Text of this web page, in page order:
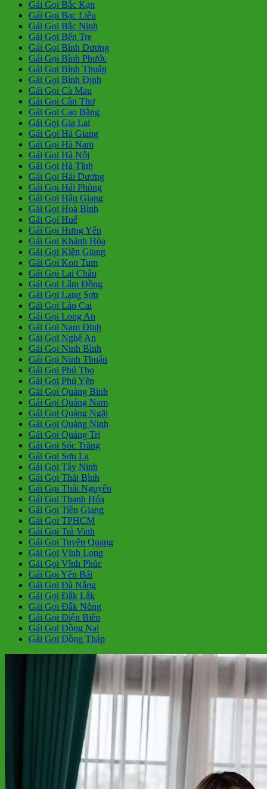
Gái Gọi Bắc Kạn
Gái Gọi Bạc Liêu
Gái Gọi Bắc Ninh
Gái Gọi Bến Tre
Gái Gọi Bình Dương
Gái Gọi Bình Phước
Gái Gọi Bình Thuận
Gái Gọi Bình Định
Gái Gọi Cà Mau
Gái Gọi Cần Thơ
Gái Gọi Cao Bằng
Gái Gọi Gia Lai
Gái Gọi Hà Giang
Gái Gọi Hà Nam
Gái Gọi Hà Nội
Gái Gọi Hà Tĩnh
Gái Gọi Hải Dương
Gái Gọi Hải Phòng
Gái Gọi Hậu Giang
Gái Gọi Hoà Bình
Gái Gọi Huế
Gái Gọi Hưng Yên
Gái Gọi Khánh Hòa
Gái Gọi Kiên Giang
Gái Gọi Kon Tum
Gái Gọi Lai Châu
Gái Gọi Lâm Đồng
Gái Gọi Lạng Sơn
Gái Gọi Lào Cai
Gái Gọi Long An
Gái Gọi Nam Định
Gái Gọi Nghệ An
Gái Gọi Ninh Bình
Gái Gọi Ninh Thuận
Gái Gọi Phú Thọ
Gái Gọi Phú Yên
Gái Gọi Quảng Bình
Gái Gọi Quảng Nam
Gái Gọi Quảng Ngãi
Gái Gọi Quảng Ninh
Gái Gọi Quảng Trị
Gái Gọi Sóc Trăng
Gái Gọi Sơn La
Gái Gọi Tây Ninh
Gái Gọi Thái Bình
Gái Gọi Thái Nguyên
Gái Gọi Thanh Hóa
Gái Gọi Tiền Giang
Gái Gọi TPHCM
Gái Gọi Trà Vinh
Gái Gọi Tuyên Quang
Gái Gọi Vĩnh Long
Gái Gọi Vĩnh Phúc
Gái Gọi Yên Bái
Gái Gọi Đà Nẵng
Gái Gọi Đắk Lắk
Gái Gọi Đắk Nông
Gái Gọi Điện Biên
Gái Gọi Đồng Nai
Gái Gọi Đồng Tháp